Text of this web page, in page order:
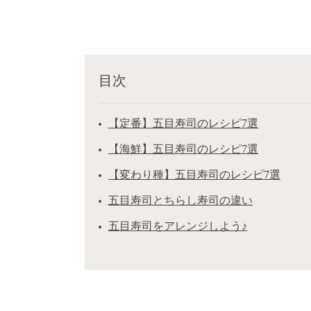
目次
【定番】五目寿司のレシピ7選
【海鮮】五目寿司のレシピ7選
【変わり種】五目寿司のレシピ7選
五目寿司とちらし寿司の違い
五目寿司をアレンジしよう♪